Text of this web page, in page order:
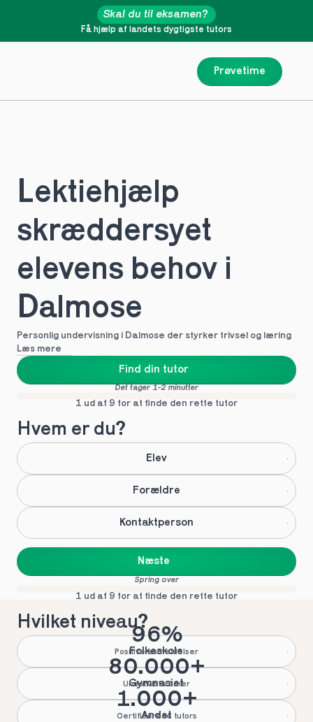
Prøvetime
Få hjælp af landets dygtigste tutors
Skal du til eksamen?
Lektiehjælp
skræddersyet
elevens behov i
Dalmose
Personlig undervisning i Dalmose der styrker trivsel og læring
Læs mere
Find din tutor
Det tager 1-2 minutter
1 ud af 9 for at finde den rette tutor
Hvem er du?
Elev
Forældre
Kontaktperson
Næste
Spring over
1 ud af 9 for at finde den rette tutor
Hvilket niveau?
Folkeskole
Gymnasiet
Andet
96%
Positive anmeldelser
80.000+
Underviste timer
1.000+
Certificerede tutors